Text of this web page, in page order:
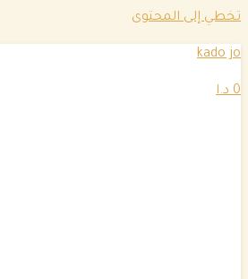
تخطي إلى المحتوى
kado jo
0 د.ا